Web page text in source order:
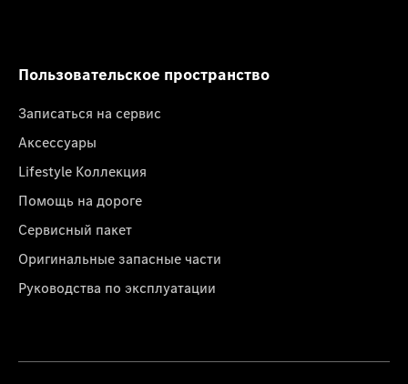
Пользовательское пространство
Записаться на сервис
Аксессуары
Lifestyle Коллекция
Помощь на дороге
Сервисный пакет
Оригинальные запасные части
Руководства по эксплуатации